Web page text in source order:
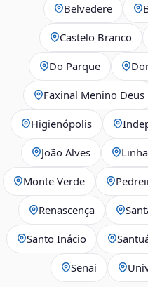
Belvedere
Castelo Branco
Do Parque
Faxinal Menino Deus
Higienópolis
João Alves
Monte Verde
Renascença
Santo Inácio
Senai